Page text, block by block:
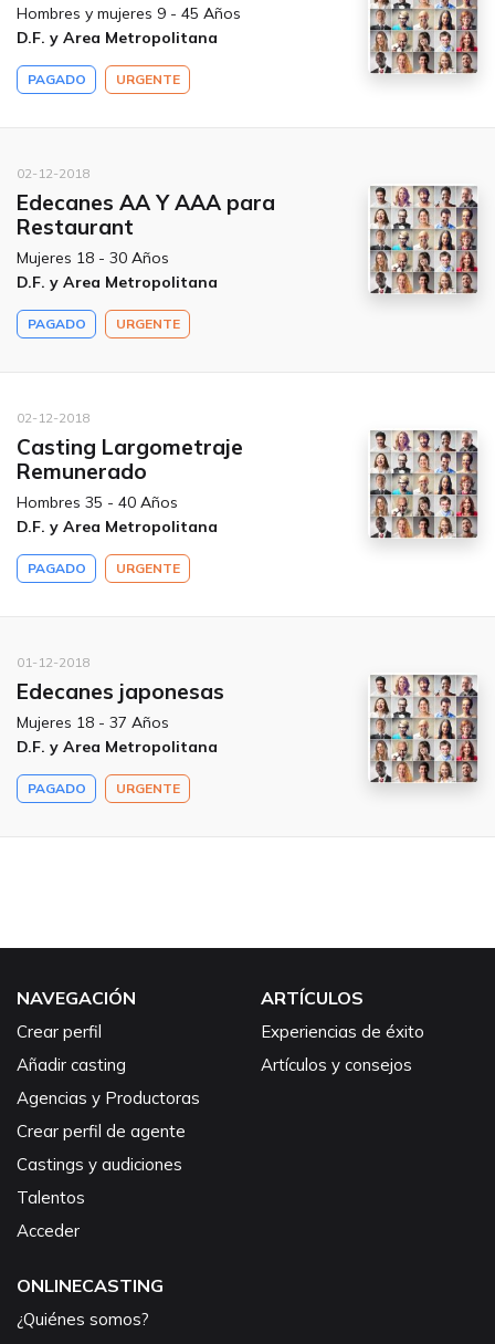
Hombres y mujeres 9 - 45 Años
D.F. y Area Metropolitana
PAGADO URGENTE
02-12-2018
Edecanes AA Y AAA para
Restaurant
Mujeres 18 - 30 Años
D.F. y Area Metropolitana
PAGADO URGENTE
02-12-2018
Casting Largometraje
Remunerado
Hombres 35 - 40 Años
D.F. y Area Metropolitana
PAGADO URGENTE
01-12-2018
Edecanes japonesas
Mujeres 18 - 37 Años
D.F. y Area Metropolitana
PAGADO URGENTE
NAVEGACIÓN
Crear perfil
Añadir casting
Agencias y Productoras
Crear perfil de agente
Castings y audiciones
Talentos
Acceder
ARTÍCULOS
Experiencias de éxito
Artículos y consejos
ONLINECASTING
¿Quiénes somos?